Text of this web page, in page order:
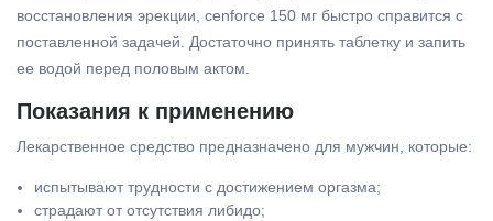
восстановления эрекции, cenforce 150 мг быстро справится с
поставленной задачей. Достаточно принять таблетку и запить
ее водой перед половым актом.
Показания к применению
Лекарственное средство предназначено для мужчин, которые:
испытывают трудности с достижением оргазма;
страдают от отсутствия либидо;